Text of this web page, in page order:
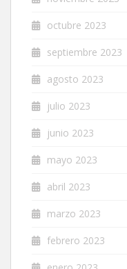
octubre 2023
septiembre 2023
agosto 2023
julio 2023
junio 2023
mayo 2023
abril 2023
marzo 2023
febrero 2023